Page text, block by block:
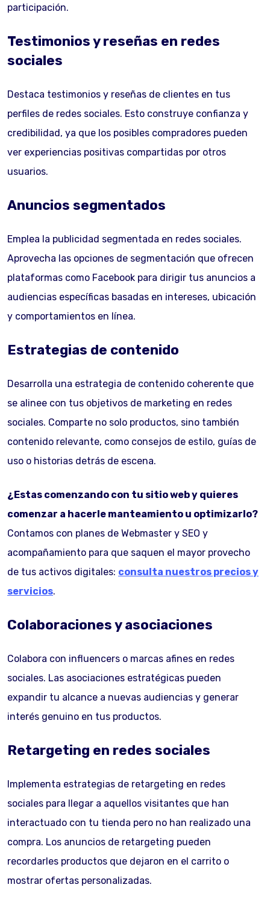
participación.
Testimonios y reseñas en redes
sociales
Destaca testimonios y reseñas de clientes en tus
perfiles de redes sociales. Esto construye confianza y
credibilidad, ya que los posibles compradores pueden
ver experiencias positivas compartidas por otros
usuarios.
Anuncios segmentados
Emplea la publicidad segmentada en redes sociales.
Aprovecha las opciones de segmentación que ofrecen
plataformas como Facebook para dirigir tus anuncios a
audiencias específicas basadas en intereses, ubicación
y comportamientos en línea.
Estrategias de contenido
Desarrolla una estrategia de contenido coherente que
se alinee con tus objetivos de marketing en redes
sociales. Comparte no solo productos, sino también
contenido relevante, como consejos de estilo, guías de
uso o historias detrás de escena.
¿Estas comenzando con tu sitio web y quieres
comenzar a hacerle manteamiento u optimizarlo?
Contamos con planes de Webmaster y SEO y
acompañamiento para que saquen el mayor provecho
de tus activos digitales: consulta nuestros precios y
servicios.
Colaboraciones y asociaciones
Colabora con influencers o marcas afines en redes
sociales. Las asociaciones estratégicas pueden
expandir tu alcance a nuevas audiencias y generar
interés genuino en tus productos.
Retargeting en redes sociales
Implementa estrategias de retargeting en redes
sociales para llegar a aquellos visitantes que han
interactuado con tu tienda pero no han realizado una
compra. Los anuncios de retargeting pueden
recordarles productos que dejaron en el carrito o
mostrar ofertas personalizadas.